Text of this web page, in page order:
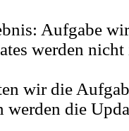
Aufgabe
werden
wir die
werden die